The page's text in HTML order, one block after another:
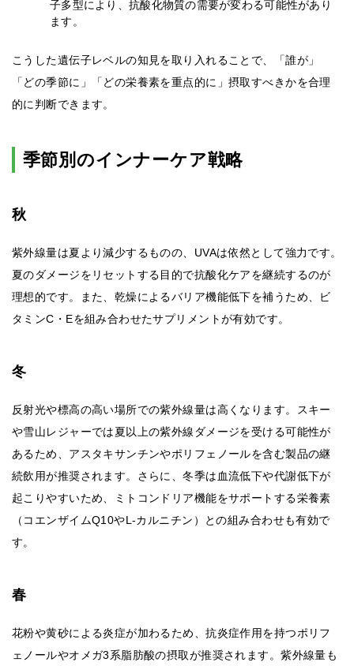
子多型により、抗酸化物質の需要が変わる可能性があり
ます。
こうした遺伝子レベルの知見を取り入れることで、「誰が」
「どの季節に」「どの栄養素を重点的に」摂取すべきかを合理
的に判断できます。
季節別のインナーケア戦略
秋
紫外線量は夏より減少するものの、UVAは依然として強力です。
夏のダメージをリセットする目的で抗酸化ケアを継続するのが
理想的です。また、乾燥によるバリア機能低下を補うため、ビ
タミンC・Eを組み合わせたサプリメントが有効です。
冬
反射光や標高の高い場所での紫外線量は高くなります。スキー
や雪山レジャーでは夏以上の紫外線ダメージを受ける可能性が
あるため、アスタキサンチンやポリフェノールを含む製品の継
続飲用が推奨されます。さらに、冬季は血流低下や代謝低下が
起こりやすいため、ミトコンドリア機能をサポートする栄養素
（コエンザイムQ10やL-カルニチン）との組み合わせも有効で
す。
春
花粉や黄砂による炎症が加わるため、抗炎症作用を持つポリフ
ェノールやオメガ3系脂肪酸の摂取が推奨されます。紫外線量も